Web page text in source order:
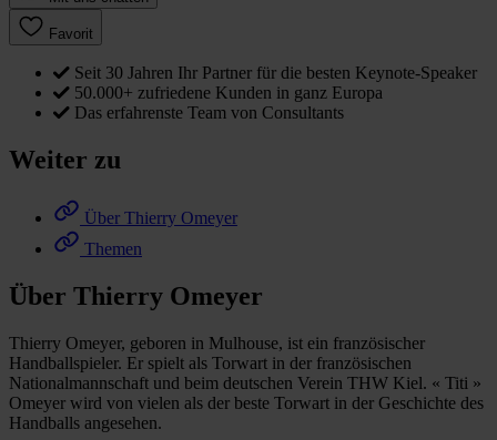
Favorit
Seit 30 Jahren Ihr Partner für die besten Keynote-Speaker
50.000+ zufriedene Kunden in ganz Europa
Das erfahrenste Team von Consultants
Weiter zu
Über Thierry Omeyer
Themen
Über Thierry Omeyer
Thierry Omeyer, geboren in Mulhouse, ist ein französischer
Handballspieler. Er spielt als Torwart in der französischen
Nationalmannschaft und beim deutschen Verein THW Kiel. « Titi »
Omeyer wird von vielen als der beste Torwart in der Geschichte des
Handballs angesehen.